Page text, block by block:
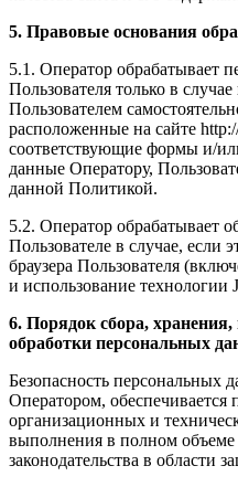
5. Правовые основания
5.1. Оператор обрабатывает
Пользователя только в
Пользователем
расположенные на сайте
соответствующие формы и/
данные Оператору,
данной Политикой.
5.2. Оператор обрабатывает
Пользователе в случае, если
браузера Пользователя
и использование технологии
6. Порядок сбора, хранения,
обработки персональных
Безопасность персональных
Оператором, обеспечивается
организационных и
выполнения в полном
законодательства в области